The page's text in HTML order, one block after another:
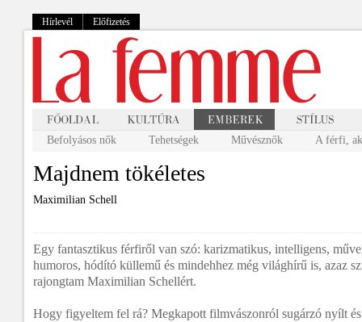
Hírlevél Előfizetés
Befolyásos nők Tehetségek Művésznők A férfi,
Majdnem tökéletes
Maximilian Schell
Egy fantasztikus férfiről van szó: karizmatikus, intelligens,
humoros, hódító küllemű és mindehhez még világhírű is, azaz
rajongtam Maximilian Schellért.
Hogy figyeltem fel rá? Megkapott filmvászonról sugárzó nyílt